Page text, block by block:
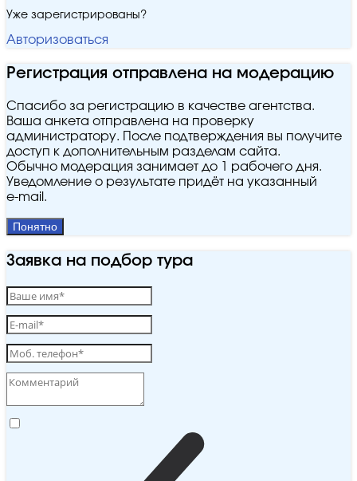
Уже зарегистрированы?
Авторизоваться
Регистрация отправлена на модерацию
Спасибо за регистрацию в качестве агентства.
Ваша анкета отправлена на проверку
администратору. После подтверждения вы получите
доступ к дополнительным разделам сайта.
Обычно модерация занимает до 1 рабочего дня.
Уведомление о результате придёт на указанный
e‑mail.
Понятно
Заявка на подбор тура